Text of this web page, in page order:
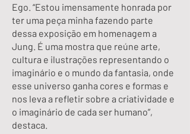
Ego. “Estou imensamente honrada por
ter uma peça minha fazendo parte
dessa exposição em homenagem a
Jung. É uma mostra que reúne arte,
cultura e ilustrações representando o
imaginário e o mundo da fantasia, onde
esse universo ganha cores e formas e
nos leva a refletir sobre a criatividade e
o imaginário de cada ser humano”,
destaca.